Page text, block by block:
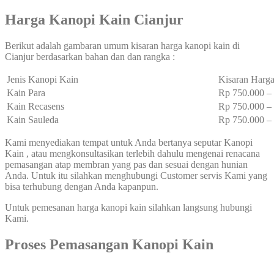
Harga Kanopi Kain Cianjur
Berikut adalah gambaran umum kisaran harga kanopi kain di
Cianjur berdasarkan bahan dan dan rangka :
Jenis Kanopi Kain
Kisaran
Kain Para
Rp 750.000
Kain Recasens
Rp 750.000
Kain Sauleda
Rp 750.000
Kami menyediakan tempat untuk Anda bertanya seputar Kanopi
Kain , atau mengkonsultasikan terlebih dahulu mengenai renacana
pemasangan atap membran yang pas dan sesuai dengan hunian
Anda. Untuk itu silahkan menghubungi Customer servis Kami yang
bisa terhubung dengan Anda kapanpun.
Untuk pemesanan harga kanopi kain silahkan langsung hubungi
Kami.
Proses Pemasangan Kanopi Kain